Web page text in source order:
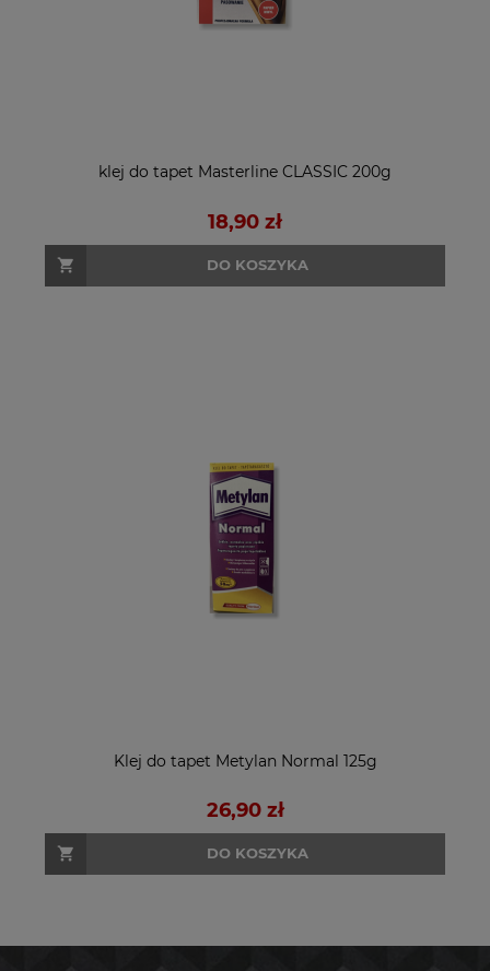
klej do tapet Masterline CLASSIC 200g
18,90 zł
DO KOSZYKA
Klej do tapet Metylan Normal 125g
26,90 zł
DO KOSZYKA